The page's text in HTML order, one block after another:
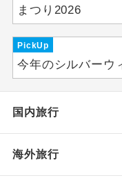
まつり2026
PickUp
今年のシルバーウ
国内旅行
海外旅行